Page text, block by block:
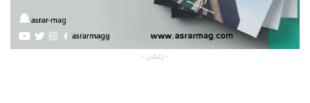
- إعلان -